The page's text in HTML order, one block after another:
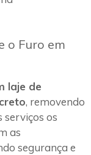
o Furo em
laje de
, removendo
serviços os
as
segurança e